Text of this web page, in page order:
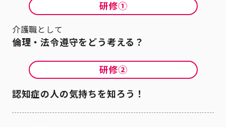
介護職として
倫理・法令遵守をどう考える？
認知症の人の気持ちを知ろう！